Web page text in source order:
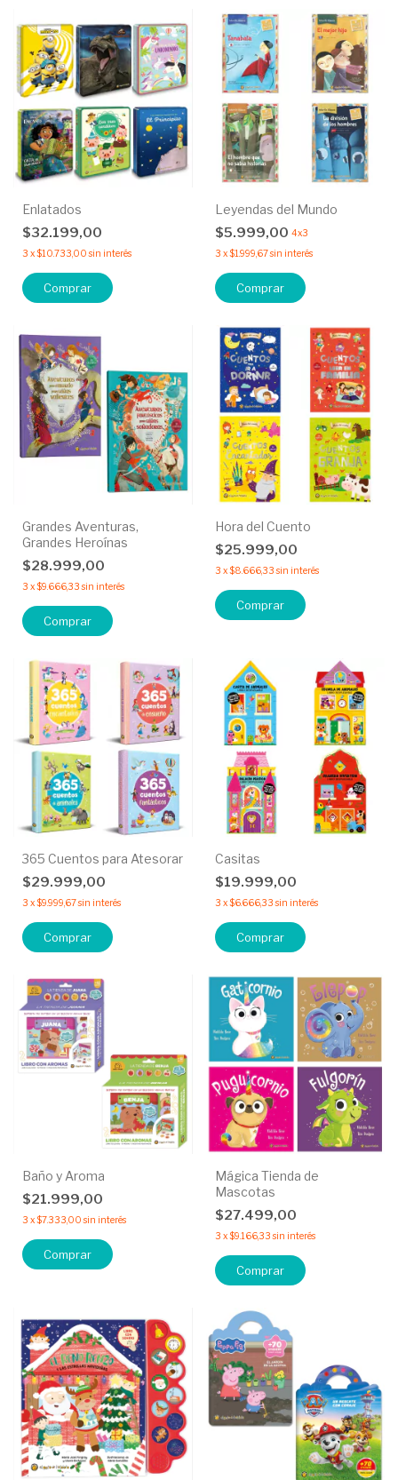
Enlatados
$32.199,00
3 x$10.733,00 sin interés
Comprar
Leyendas del Mundo
$5.999,00 4x3
3 x$1.999,67sin interés
Comprar
Grandes Aventuras,
Grandes Heroínas
$28.999,00
3 x$9.666,33 sin interés
Comprar
Hora del Cuento
$25.999,00
3 x$8.666,33 sin interés
Comprar
365 Cuentos para Atesorar
$29.999,00
3 x$9.999,67sin interés
Comprar
Casitas
$19.999,00
3 x$6.666,33 sin interés
Comprar
Baño y Aroma
$21.999,00
3 x$7.333,00 sin interés
Comprar
Mágica Tienda de
Mascotas
$27.499,00
3 x$9.166,33 sin interés
Comprar